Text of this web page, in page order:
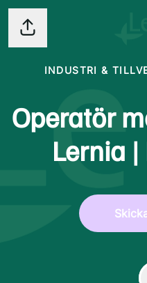
Dela sidan
INDUSTRI &
Operatör
Lernia